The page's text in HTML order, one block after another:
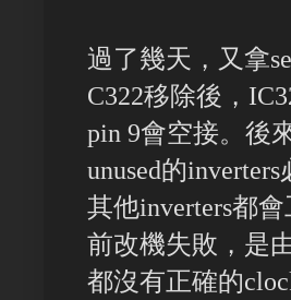
過了幾天，又拿
C322移除後，
pin 9會空接。後
unused的
其他inverters都
前改機失敗，是
都沒有正確的